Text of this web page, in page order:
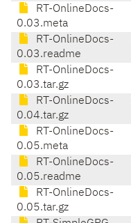
RT-OnlineDocs-
0.03.meta
RT-OnlineDocs-
0.03.readme
RT-OnlineDocs-
0.03.tar.gz
RT-OnlineDocs-
0.04.tar.gz
RT-OnlineDocs-
0.05.meta
RT-OnlineDocs-
0.05.readme
RT-OnlineDocs-
0.05.tar.gz